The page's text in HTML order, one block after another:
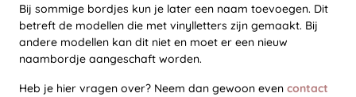
Bij sommige bordjes kun je later een naam toevoegen. Dit
betreft de modellen die met vinylletters zijn gemaakt. Bij
andere modellen kan dit niet en moet er een nieuw
naambordje aangeschaft worden.
Heb je hier vragen over? Neem dan gewoon even contact